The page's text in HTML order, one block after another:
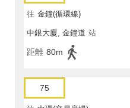
往 金鐘(循環線)
中銀大廈, 金鐘道 站
距離 80m
75